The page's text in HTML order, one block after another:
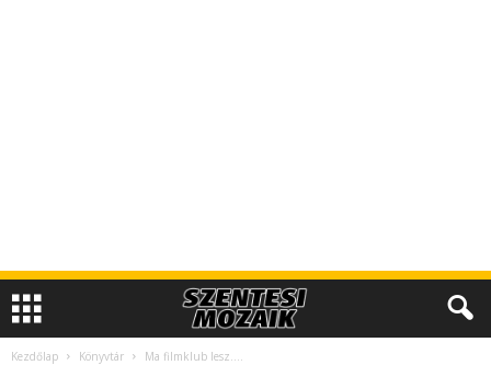
Kezdőlap Könyvtár Ma filmklub lesz….